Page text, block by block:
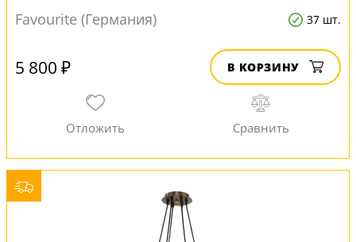
Favourite (Германия) 37 шт.
5 800 ₽ В КОРЗИНУ